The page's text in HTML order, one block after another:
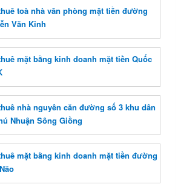
toà nhà văn phòng mặt tiền đường
Văn Kỉnh
mặt bằng kinh doanh mặt tiền Quốc
nhà nguyên căn đường số 3 khu dân
Nhuận Sông Giồng
mặt bằng kinh doanh mặt tiền đường